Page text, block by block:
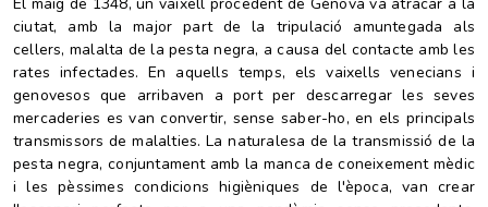
ciutat, amb la major part de la tripulació amuntegada als
cellers, malalta de la pesta negra, a causa del contacte amb les
rates infectades. En aquells temps, els vaixells venecians i
genovesos que arribaven a port per descarregar les seves
mercaderies es van convertir, sense saber-ho, en els principals
transmissors de malalties. La naturalesa de la transmissió de la
pesta negra, conjuntament amb la manca de coneixement mèdic
i les pèssimes condicions higièniques de l'època, van crear